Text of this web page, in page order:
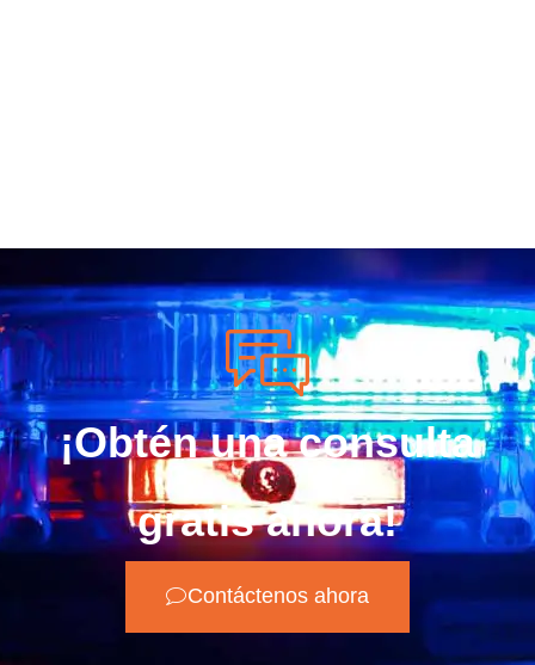
¡Obtén una consulta
gratis ahora!
Contáctenos ahora